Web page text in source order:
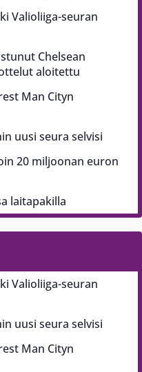
Valioliiga-seuran
Chelsean
aloitettu
Man Cityn
uusi seura selvisi
20 miljoonan euron
laitapakilla
Valioliiga-seuran
uusi seura selvisi
Man Cityn